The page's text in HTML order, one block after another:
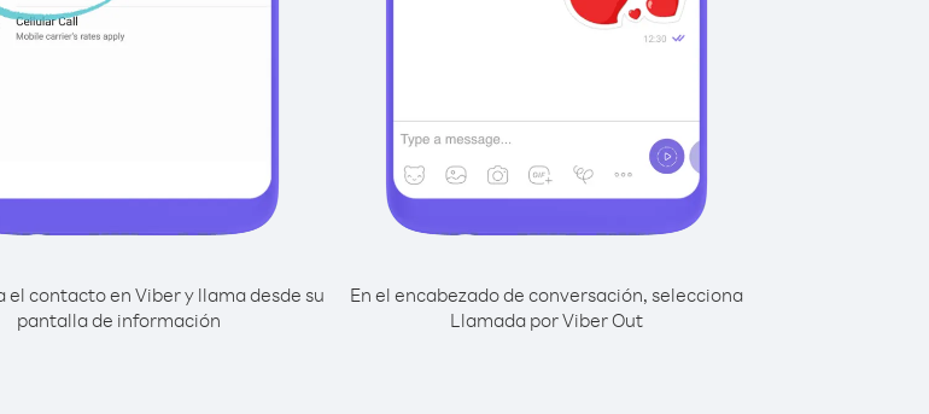
el contacto en Viber y llama desde su
pantalla de información
En el encabezado de conversación, selecciona
Llamada por Viber Out